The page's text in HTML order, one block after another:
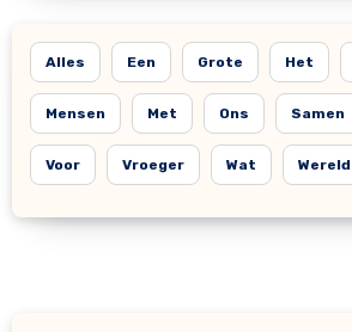
Alles Een Grote Het
Mensen Met Ons Samen
Voor Vroeger Wat Wereld